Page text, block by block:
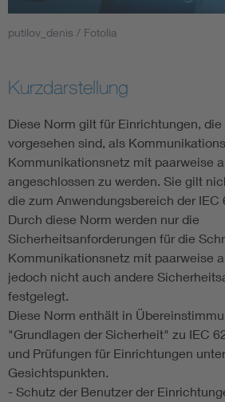
Smart Cities
Blitzschutz: DIN EN 62305 in der
Circular Economy für mehr
Cybersecurity in der
DIN VDE 0100 für sichere
Elektrofachkraft (EFK)
putilov_denis / Fotolia
Kurzdarstellung
Diese Norm gilt für Einrichtungen,
vorgesehen sind, als
Kommunikationsnetz mit paarweise
angeschlossen zu werden. Sie gilt
die zum Anwendungsbereich der IEC
Durch diese Norm werden nur die
Sicherheitsanforderungen für die
Kommunikationsnetz mit paarweise
jedoch nicht auch andere
festgelegt.
Diese Norm enthält in
"Grundlagen der Sicherheit" zu IEC
und Prüfungen für Einrichtungen
Gesichtspunkten.
- Schutz der Benutzer der